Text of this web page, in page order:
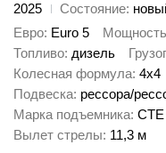
2025
Состояние
Евро Euro 5 Мощность
Топливо дизель
Колесная формула 4x4
Подвеска рессора/
Марка подъемника CTE
Вылет стрелы 11,3 м